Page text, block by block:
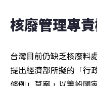
核廢管理專
台灣目前仍缺乏核廢料
提出經濟部所擬的「行